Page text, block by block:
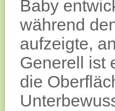
Baby
während
aufzeigte,
Generell ist
die